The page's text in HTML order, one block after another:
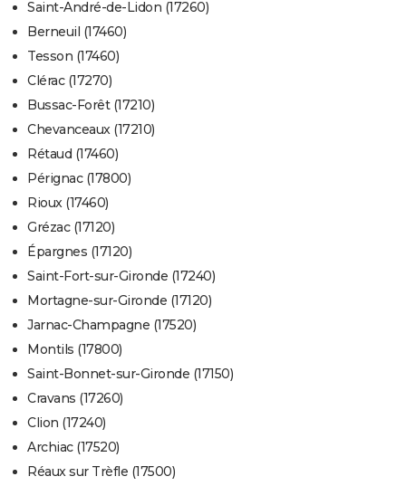
Saint-André-de-Lidon (17260)
Berneuil (17460)
Tesson (17460)
Clérac (17270)
Bussac-Forêt (17210)
Chevanceaux (17210)
Rétaud (17460)
Pérignac (17800)
Rioux (17460)
Grézac (17120)
Épargnes (17120)
Saint-Fort-sur-Gironde (17240)
Mortagne-sur-Gironde (17120)
Jarnac-Champagne (17520)
Montils (17800)
Saint-Bonnet-sur-Gironde (17150)
Cravans (17260)
Clion (17240)
Archiac (17520)
Réaux sur Trèfle (17500)